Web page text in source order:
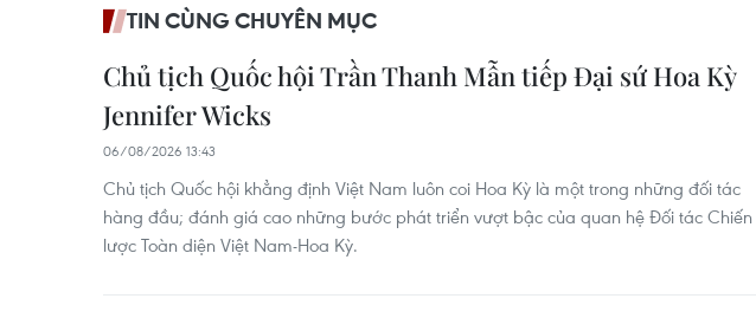
TIN CÙNG CHUYÊN MỤC
Chủ tịch Quốc hội Trần Thanh Mẫn tiếp Đại sứ Hoa Kỳ
Jennifer Wicks
06/08/2026 13:43
Chủ tịch Quốc hội khẳng định Việt Nam luôn coi Hoa Kỳ là một trong những đối tác
hàng đầu; đánh giá cao những bước phát triển vượt bậc của quan hệ Đối tác Chiến
lược Toàn diện Việt Nam-Hoa Kỳ.